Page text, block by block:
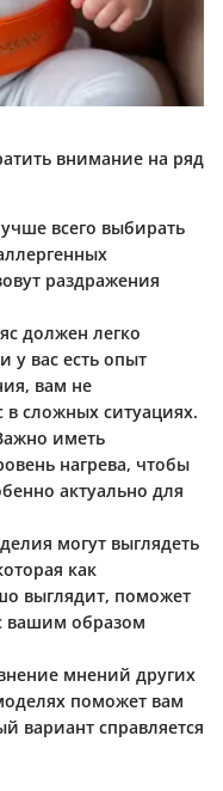
внимание на ряд
всего выбирать
раздражения
должен легко
у вас есть опыт
вам не
сложных ситуациях.
иметь
нагрева, чтобы
актуально для
могут выглядеть
как
выглядит, поможет
вашим образом
мнений других
поможет вам
вариант справляется